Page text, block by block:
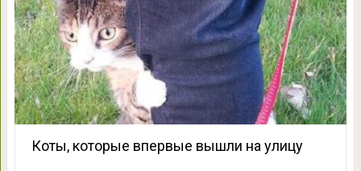
Коты, которые впервые вышли на улицу